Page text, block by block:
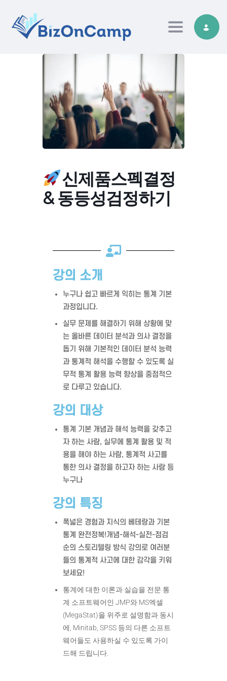
Toggle
신제품스펙결정
& 동등성검정하기
강의 소개
누구나 쉽고 빠르게 익히는 통계 기본
과정입니다.
실무 문제를 해결하기 위해 상황에 맞
는 올바른 데이터 분석과 의사 결정을
돕기 위해 기본적인 데이터 분석 능력
과 통계적 해석을 수행할 수 있도록 실
무적 통계 활용 능력 향상을 중점적으
로 다루고 있습니다.
강의 대상
통계 기본 개념과 해석 능력을 갖추고
자 하는 사람, 실무에 통계 활용 및 적
용을 해야 하는 사람, 통계적 사고를
통한 의사 결정을 하고자 하는 사람 등
누구나
강의 특징
폭넓은 경험과 지식의 베테랑과 기본
통계 완전정복!개념-해석-실전-점검
순의 스토리텔링 방식 강의로 여러분
들의 통계적 사고에 대한 감각을 키워
보세요!
통계에 대한 이론과 실습을 전문 통
계 소프트웨어인 JMP와 MS엑셀
(MegaStat)을 위주로 설명함과 동시
에, Minitab, SPSS 등의 다른 소프트
웨어들도 사용하실 수 있도록 가이
드해 드립니다.